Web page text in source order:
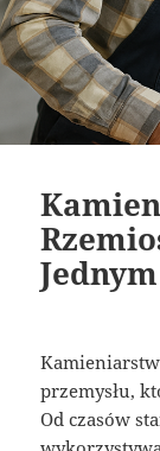
Jednym
przemysłu,
Od czasów